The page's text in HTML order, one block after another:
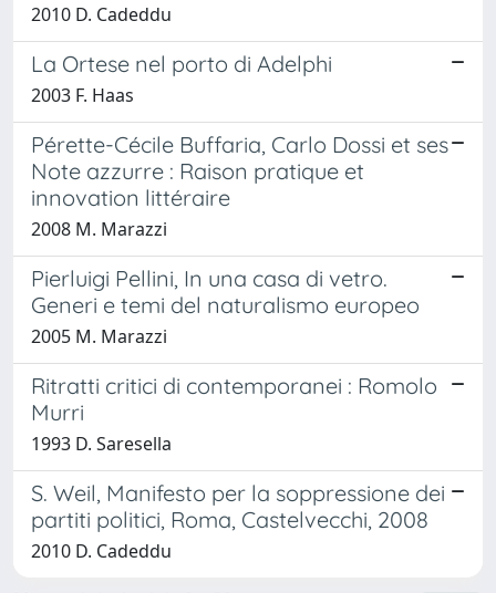
2010 D. Cadeddu
La Ortese nel porto di Adelphi
2003 F. Haas
Pérette-Cécile Buffaria, Carlo Dossi et ses
Note azzurre : Raison pratique et
innovation littéraire
2008 M. Marazzi
Pierluigi Pellini, In una casa di vetro.
Generi e temi del naturalismo europeo
2005 M. Marazzi
Ritratti critici di contemporanei : Romolo
Murri
1993 D. Saresella
S. Weil, Manifesto per la soppressione dei
partiti politici, Roma, Castelvecchi, 2008
2010 D. Cadeddu